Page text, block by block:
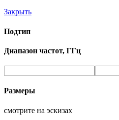
Закрыть
Подтип
Диапазон частот, ГГц
Размеры
смотрите на эскизах